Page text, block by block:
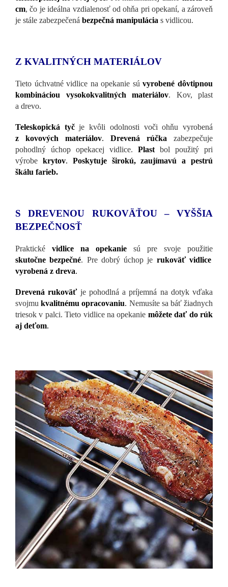
cm, čo je ideálna vzdialenosť od ohňa pri opekaní, a zároveň
je stále zabezpečená bezpečná manipulácia s vidlicou.
Z KVALITNÝCH MATERIÁLOV
Tieto úchvatné vidlice na opekanie súvyrobené dôvtipnou
kombináciou vysokokvalitných materiálov. Kov, plast
a drevo.
Teleskopická tyč je kvôli odolnosti voči ohňu vyrobená
z kovových materiálov. Drevená rúčka
zabezpečuje
pohodlný úchop opekacej vidlice. Plast bol použitý pri
výrobe krytov. Poskytuje širokú, zaujímavú a pestrú
škálu farieb.
S DREVENOU RUKOVÄŤOU – VYŠŠIA
BEZPEČNOSŤ
Praktické vidlice na opekanie sú pre svoje použitie
skutočne bezpečné. Pre dobrý úchop je rukoväť vidlice
vyrobená z dreva.
Drevená rukoväťje pohodlná a príjemná na dotyk vďaka
svojmukvalitnému opracovaniu. Nemusíte sa báť žiadnych
triesok v palci. Tieto vidlice na opekanie môžete dať do rúk
aj deťom.